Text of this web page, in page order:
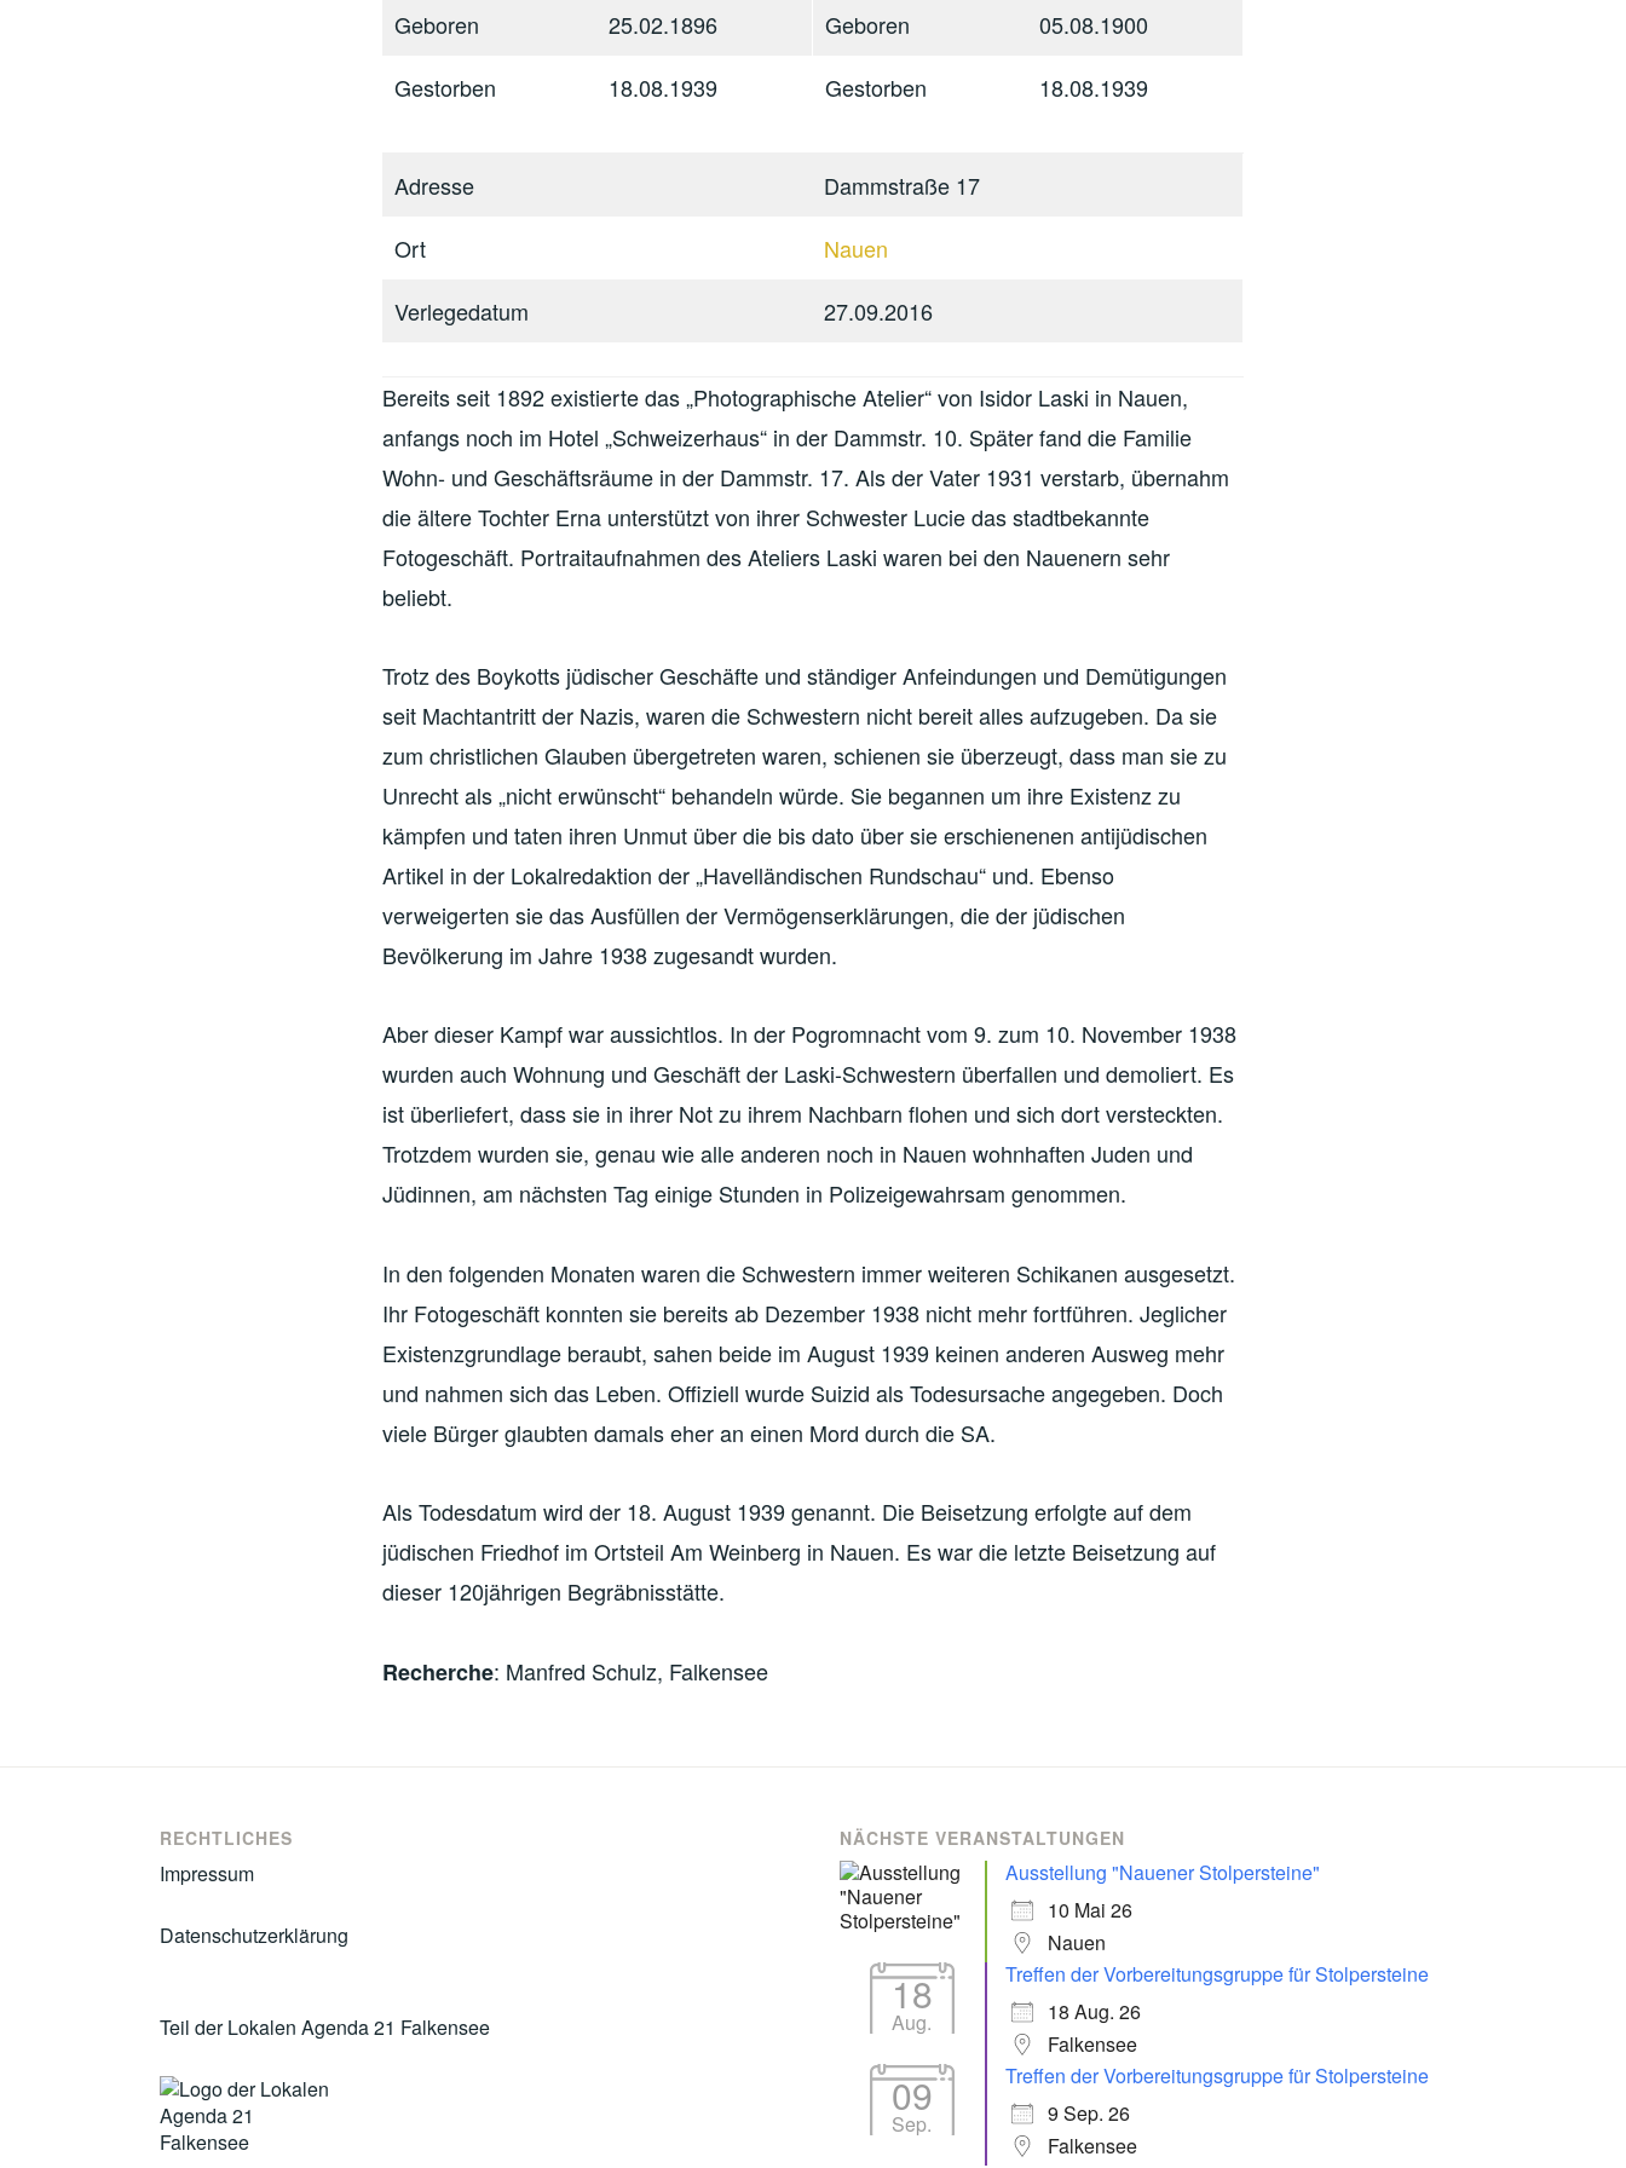
Geboren
25.02.1896
Gestorben
18.08.1939
Geboren
05.08.1900
Gestorben
18.08.1939
Adresse
Dammstraße 17
Ort
Nauen
Verlegedatum
27.09.2016
Bereits seit 1892 existierte das „Photographische Atelier“ von Isidor Laski in Nauen,
anfangs noch im Hotel „Schweizerhaus“ in der Dammstr. 10. Später fand die Familie
Wohn- und Geschäftsräume in der Dammstr. 17. Als der Vater 1931 verstarb, übernahm
die ältere Tochter Erna unterstützt von ihrer Schwester Lucie das stadtbekannte
Fotogeschäft. Portraitaufnahmen des Ateliers Laski waren bei den Nauenern sehr
beliebt.
Trotz des Boykotts jüdischer Geschäfte und ständiger Anfeindungen und Demütigungen
seit Machtantritt der Nazis, waren die Schwestern nicht bereit alles aufzugeben. Da sie
zum christlichen Glauben übergetreten waren, schienen sie überzeugt, dass man sie zu
Unrecht als „nicht erwünscht“ behandeln würde. Sie begannen um ihre Existenz zu
kämpfen und taten ihren Unmut über die bis dato über sie erschienenen antijüdischen
Artikel in der Lokalredaktion der „Havelländischen Rundschau“ und. Ebenso
verweigerten sie das Ausfüllen der Vermögenserklärungen, die der jüdischen
Bevölkerung im Jahre 1938 zugesandt wurden.
Aber dieser Kampf war aussichtlos. In der Pogromnacht vom 9. zum 10. November 1938
wurden auch Wohnung und Geschäft der Laski-Schwestern überfallen und demoliert. Es
ist überliefert, dass sie in ihrer Not zu ihrem Nachbarn flohen und sich dort versteckten.
Trotzdem wurden sie, genau wie alle anderen noch in Nauen wohnhaften Juden und
Jüdinnen, am nächsten Tag einige Stunden in Polizeigewahrsam genommen.
In den folgenden Monaten waren die Schwestern immer weiteren Schikanen ausgesetzt.
Ihr Fotogeschäft konnten sie bereits ab Dezember 1938 nicht mehr fortführen. Jeglicher
Existenzgrundlage beraubt, sahen beide im August 1939 keinen anderen Ausweg mehr
und nahmen sich das Leben. Offiziell wurde Suizid als Todesursache angegeben. Doch
viele Bürger glaubten damals eher an einen Mord durch die SA.
Als Todesdatum wird der 18. August 1939 genannt. Die Beisetzung erfolgte auf dem
jüdischen Friedhof im Ortsteil Am Weinberg in Nauen. Es war die letzte Beisetzung auf
dieser 120jährigen Begräbnisstätte.
Recherche: Manfred Schulz, Falkensee
RECHTLICHES
Impressum
Datenschutzerklärung
Teil der Lokalen Agenda 21 Falkensee
NÄCHSTE VERANSTALTUNGEN
Ausstellung "Nauener Stolpersteine"
10 Mai 26
Nauen
18
Aug.
Treffen der Vorbereitungsgruppe für Stolpersteine
18 Aug. 26
Falkensee
09
Sep.
Treffen der Vorbereitungsgruppe für Stolpersteine
9 Sep. 26
Falkensee